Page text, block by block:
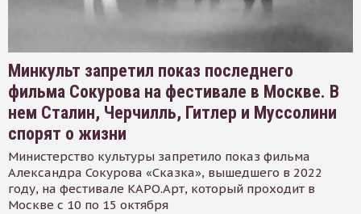
Минкульт запретил показ последнего
фильма Сокурова на фестивале в Москве. В
нем Сталин, Черчилль, Гитлер и Муссолини
спорят о жизни
Министерство культуры запретило показ фильма
Александра Сокурова «Сказка», вышедшего в 2022
году, на фестивале КАРО.Арт, который проходит в
Москве с 10 по 15 октября